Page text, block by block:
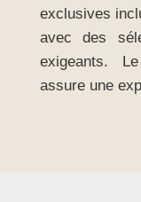
exclusives
avec des
exigeants.
assure une